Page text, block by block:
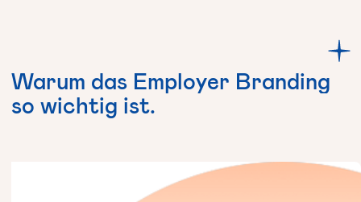
Warum das Employer Branding
so wichtig ist.